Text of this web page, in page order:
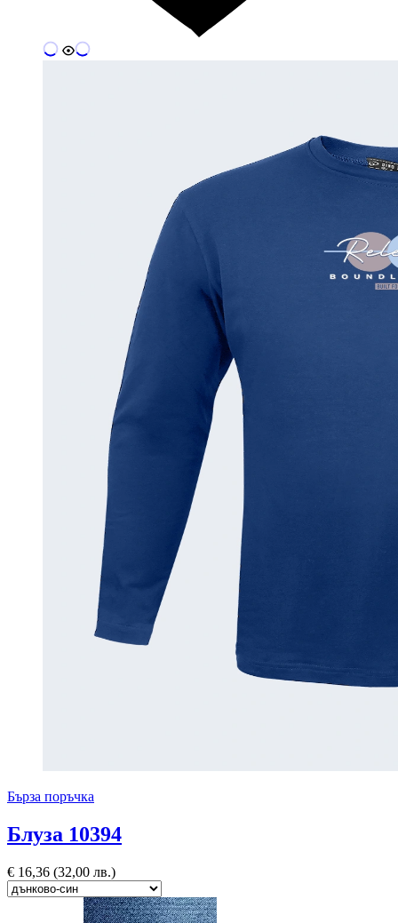
Бърза поръчка
Блуза 10394
€ 16,36 (32,00 лв.)